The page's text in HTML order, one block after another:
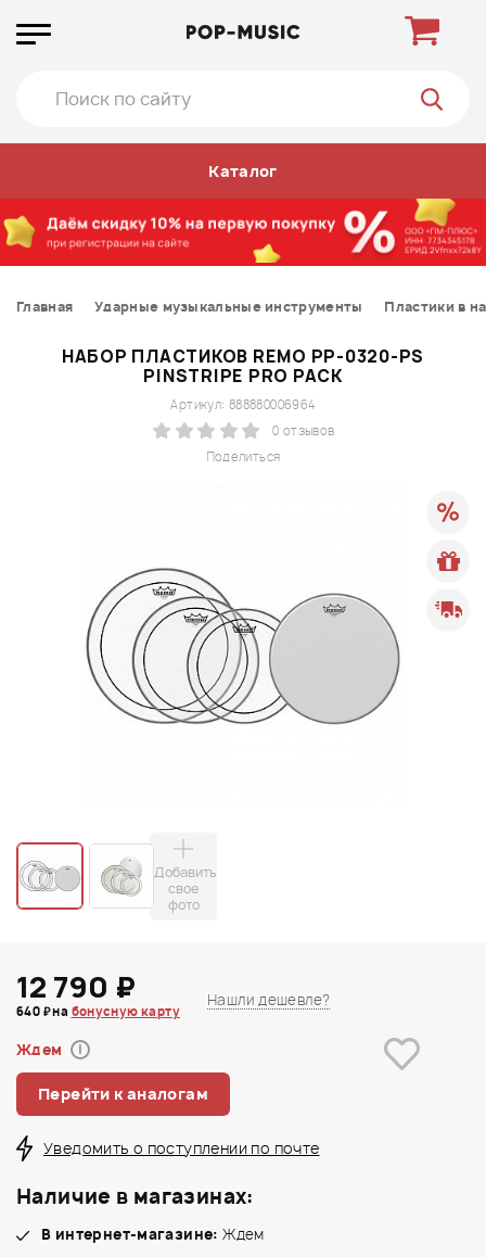
Каталог
Главная Ударные музыкальные инструменты Пластики в
НАБОР ПЛАСТИКОВ REMO PP-0320-PS
PINSTRIPE PRO PACK
Поделиться
Артикул: 888880006964
0 отзывов
Добавить
свое
фото
12 790 ₽
640 ₽ на бонусную карту
Нашли дешевле?
Ждем i
Перейти к аналогам
Уведомить о поступлении по почте
Наличие в магазинах:
В интернет-магазине: Ждем